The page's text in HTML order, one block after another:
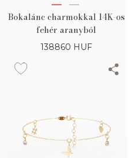
Bokalánc charmokkal 14K-os
fehér aranyból
138860 HUF